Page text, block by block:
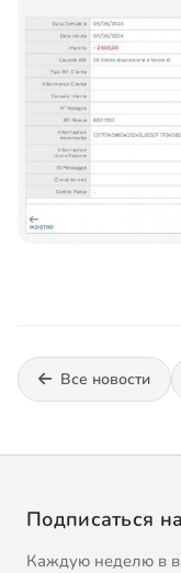
Все новости
Подписаться
Каждую неделю в